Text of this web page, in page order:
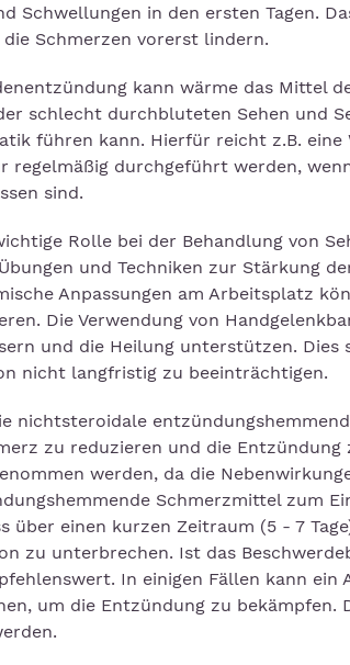
Schwellungen in den ersten Tagen.
Schmerzen vorerst lindern.
kann wärme das Mittel
schlecht durchbluteten Sehen und
führen kann. Hierfür reicht z.B.
regelmäßig durchgeführt werden,
sind.
Rolle bei der Behandlung von
und Techniken zur Stärkung
Anpassungen am Arbeitsplatz
Die Verwendung von
und die Heilung unterstützen.
nicht langfristig zu beeinträchtigen.
nichtsteroidale
zu reduzieren und die
werden, da die
Schmerzmittel zum
über einen kurzen Zeitraum (5 - 7
zu unterbrechen. Ist das
In einigen Fällen kann
um die Entzündung zu